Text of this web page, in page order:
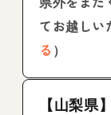
てお越しい
る ）
【山梨県